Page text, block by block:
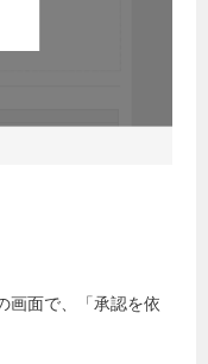
画面で、「承認を依